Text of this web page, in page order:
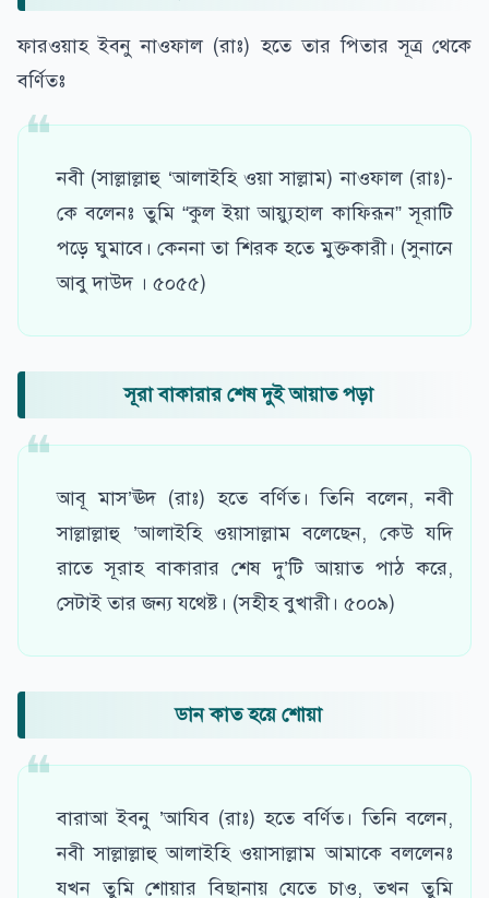
ফারওয়াহ ইবনু নাওফাল (রাঃ) হতে তার পিতার সূত্র থেকে
বর্ণিতঃ
নবী (সাল্লাল্লাহু ‘আলাইহি ওয়া সাল্লাম) নাওফাল (রাঃ)-
কে বলেনঃ তুমি “কুল ইয়া আয়্যুহাল কাফিরূন” সূরাটি
পড়ে ঘুমাবে। কেননা তা শিরক হতে মুক্তকারী। (সুনানে
আবু দাউদ । ৫০৫৫)
সূরা বাকারার শেষ দুই আয়াত পড়া
আবূ মাস’ঊদ (রাঃ) হতে বর্ণিত। তিনি বলেন, নবী
সাল্লাল্লাহু ’আলাইহি ওয়াসাল্লাম বলেছেন, কেউ যদি
রাতে সূরাহ বাকারার শেষ দু’টি আয়াত পাঠ করে,
সেটাই তার জন্য যথেষ্ট। (সহীহ বুখারী। ৫০০৯)
ডান কাত হয়ে শোয়া
বারাআ ইবনু ’আযিব (রাঃ) হতে বর্ণিত। তিনি বলেন,
নবী সাল্লাল্লাহু আলাইহি ওয়াসাল্লাম আমাকে বললেনঃ
যখন তুমি শোয়ার বিছানায় যেতে চাও, তখন তুমি